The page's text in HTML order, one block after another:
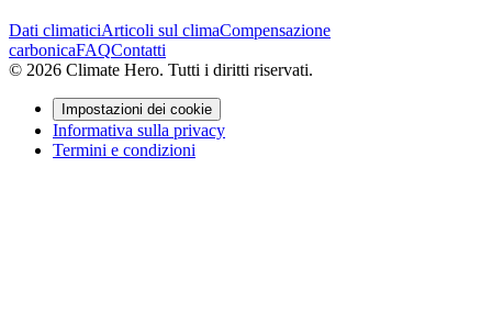
Dati climaticiArticoli sul climaCompensazione
carbonicaFAQContatti
© 2026 Climate Hero. Tutti i diritti riservati.
Impostazioni dei cookie
Informativa sulla privacy
Termini e condizioni